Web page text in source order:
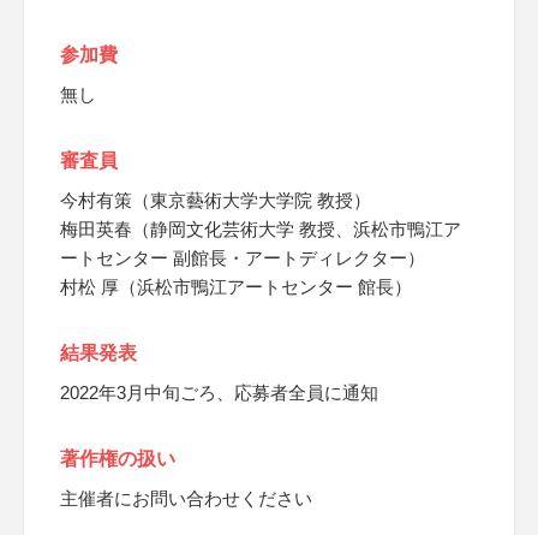
参加費
無し
審査員
今村有策（東京藝術大学大学院 教授）
梅田英春（静岡文化芸術大学 教授、浜松市鴨江ア
ートセンター 副館長・アートディレクター）
村松 厚（浜松市鴨江アートセンター 館長）
結果発表
2022年3月中旬ごろ、応募者全員に通知
著作権の扱い
主催者にお問い合わせください